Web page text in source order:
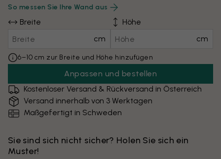
So messen Sie Ihre Wand aus
Breite
cm
Höhe
cm
6–10 cm zur Breite und Höhe hinzufügen
Anpassen und bestellen
Kostenloser Versand & Rückversand in Österreich
Versand innerhalb von 3 Werktagen
Maßgefertigt in Schweden
Sie sind sich nicht sicher? Holen Sie sich ein
Muster!